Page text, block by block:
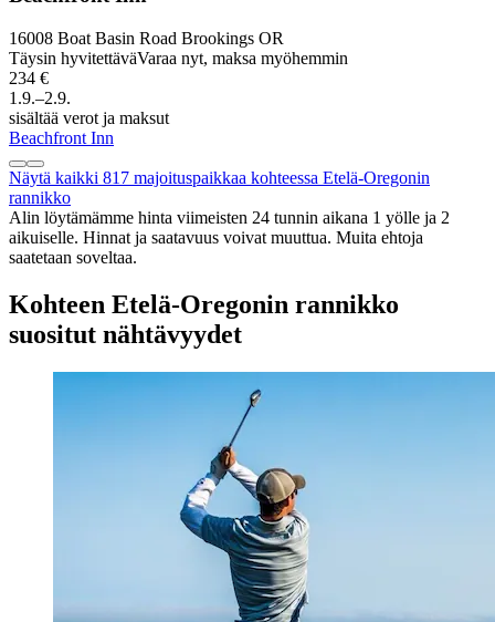
16008 Boat Basin Road Brookings OR
Täysin hyvitettäväVaraa nyt, maksa myöhemmin
234 €
1.9.–2.9.
sisältää verot ja maksut
Beachfront Inn
Näytä kaikki 817 majoituspaikkaa kohteessa Etelä-Oregonin
rannikko
Alin löytämämme hinta viimeisten 24 tunnin aikana 1 yölle ja 2
aikuiselle. Hinnat ja saatavuus voivat muuttua. Muita ehtoja
saatetaan soveltaa.
Kohteen Etelä-Oregonin rannikko
suositut nähtävyydet